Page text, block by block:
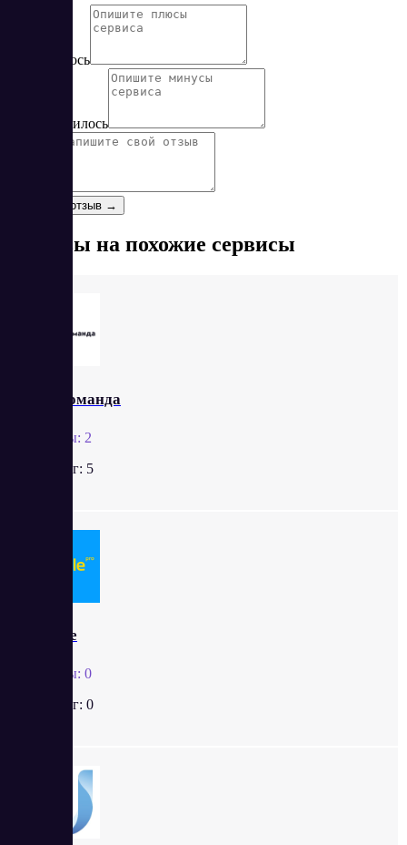
Понравилось
Не понравилось
Оставить отзыв →
Отзывы на похожие сервисы
МояКоманда
Отзывы: 2
Рейтинг: 5
Workle
Отзывы: 0
Рейтинг: 0